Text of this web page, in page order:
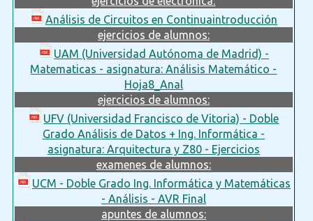
Análisis de Circuitos en Continuaintroducción
ejercicios de alumnos:
UAM (Universidad Autónoma de Madrid) -
Matematicas - asignatura: Análisis Matemático -
Hoja8_Anal
ejercicios de alumnos:
UFV (Universidad Francisco de Vitoria) - Doble
Grado Análisis de Datos + Ing. Informática -
asignatura: Arquitectura y Z80 - Ejercicios
examenes de alumnos:
UCM - Doble Grado Ing. Informática y Matemáticas
- Análisis - AVR Final
apuntes de alumnos: